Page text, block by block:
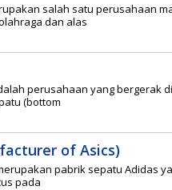
salah satu perusahaan
dan alas
perusahaan yang bergerak
(bottom
of Asics)
pabrik sepatu Adidas
pada